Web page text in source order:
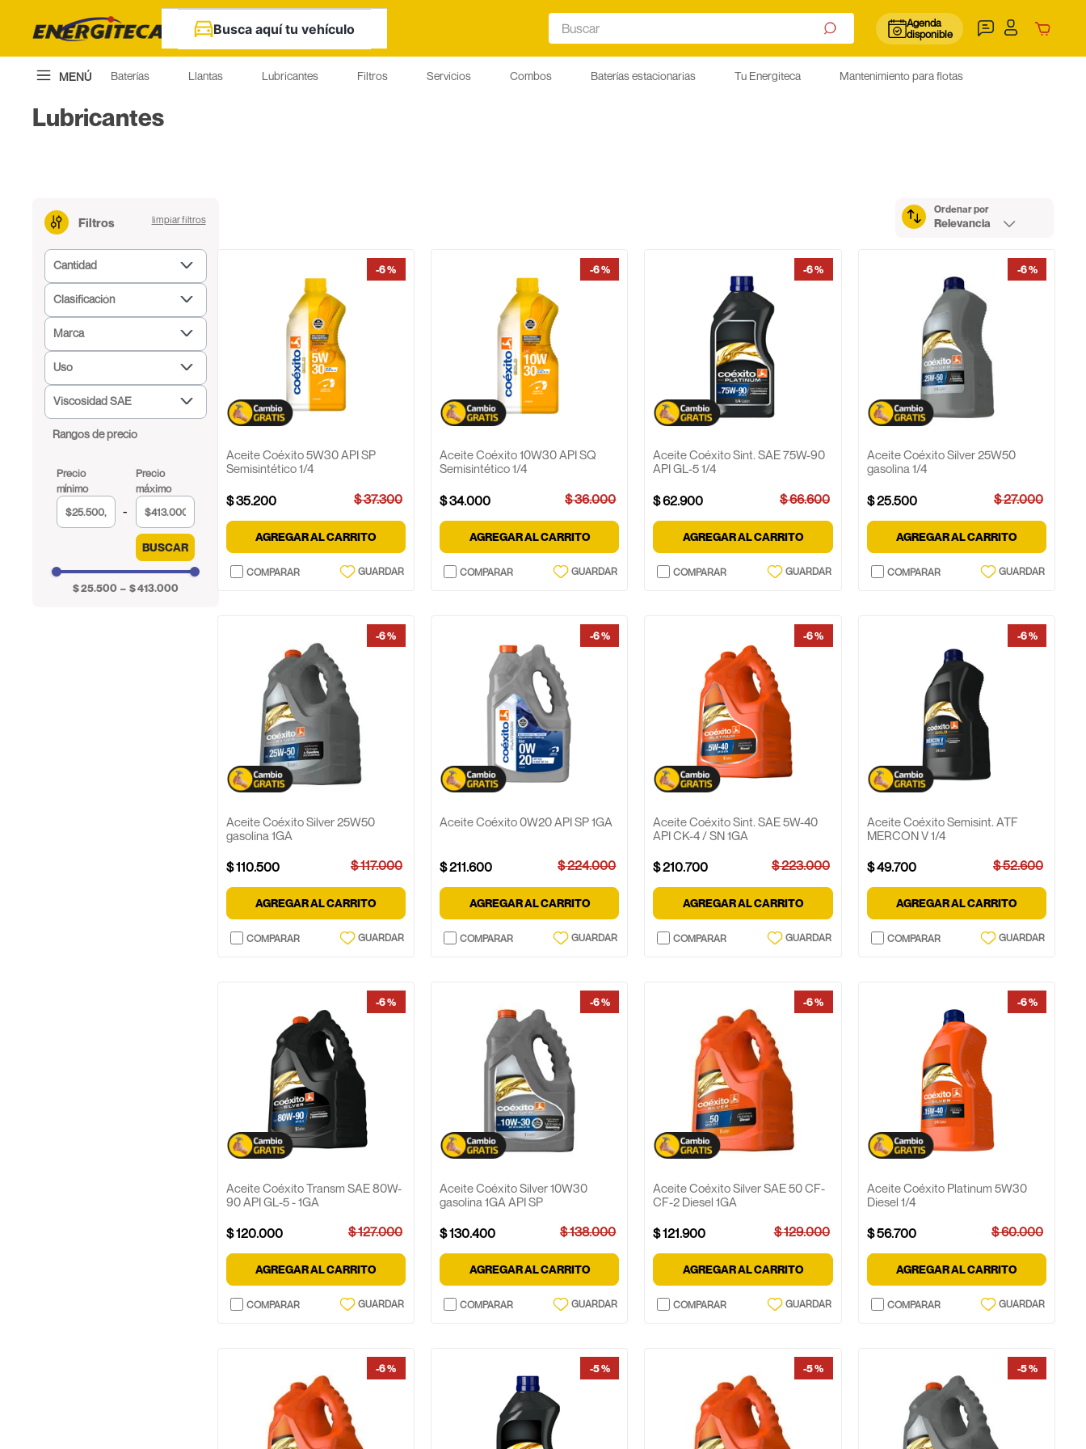
Busca aquí tu vehículo
Buscar
Agenda
disponible
MENÚ Baterías Llantas Lubricantes Filtros Servicios Combos Baterías estacionarias Tu Energiteca Mantenimiento para flotas
Lubricantes
Filtros
Cantidad
Cuarto
Clasificación
Sintético
Mineral
Semisintético
Marca
Mobil
Tek Blue
Uso
Diesel
Gas
engranajes
Transmisión
automatica
GNV
Gasolina y Diesel
Gasolina y gas
Gas y Diesel
Viscosidad SAE
5w30
10w40
25w50
20w50
5w40
Rangos de precio
$ $
BUSCAR
$ 25.500 – $ 413.000
Ordenar por
Relevancia
-6 %
Aceite Coéxito 5W30 API SP
Semisintético 1/4
$35.200 $37.300
AGREGAR AL CARRITO
-6 %
Aceite Coéxito 10W30 API SQ
Semisintético 1/4
$34.000 $36.000
AGREGAR AL CARRITO
-6 %
Aceite Coéxito Sint. SAE 75W-90
API GL-5 1/4
$62.900 $66.600
AGREGAR AL CARRITO
-6 %
Aceite Coéxito Silver 25W50
gasolina 1/4
$25.500 $27.000
AGREGAR AL CARRITO
-6 %
Aceite Coéxito Silver 25W50
gasolina 1GA
$110.500 $117.000
AGREGAR AL CARRITO
-6 %
Aceite Coéxito 0W20 API SP 1GA
$211.600 $224.000
AGREGAR AL CARRITO
-6 %
Aceite Coéxito Sint. SAE 5W-40
API CK-4 / SN 1GA
$210.700 $223.000
AGREGAR AL CARRITO
-6 %
Aceite Coéxito Semisint. ATF
MERCON V 1/4
$49.700 $52.600
AGREGAR AL CARRITO
-6 %
Aceite Coéxito Transm SAE 80W-
90 API GL-5 - 1GA
$120.000 $127.000
AGREGAR AL CARRITO
-6 %
Aceite Coéxito Silver 10W30
gasolina 1GA API SP
$130.400 $138.000
AGREGAR AL CARRITO
-6 %
Aceite Coéxito Silver SAE 50 CF-
CF-2 Diesel 1GA
$121.900 $129.000
AGREGAR AL CARRITO
-6 %
Aceite Coéxito Platinum 5W30
Diesel 1/4
$56.700 $60.000
AGREGAR AL CARRITO
-6 % -5 % -5 % -5 %